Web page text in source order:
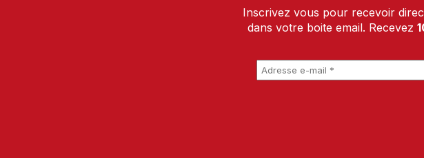
Inscrivez vous pour recevoir
dans votre boite email. Recevez